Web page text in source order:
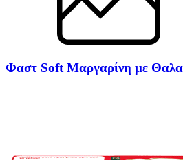
Φαστ Soft Μαργαρίνη με